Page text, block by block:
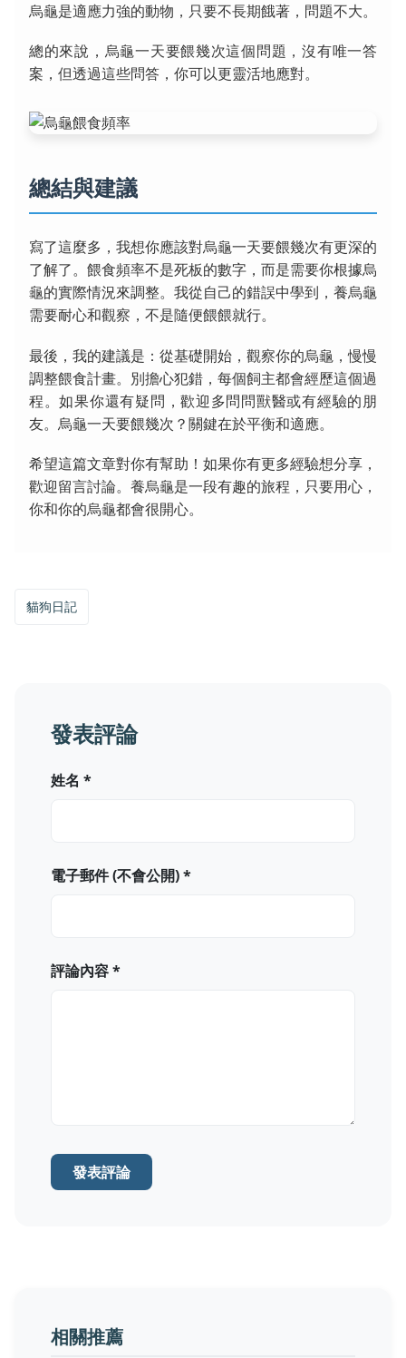
烏龜是適應力強的動物，只要不長期餓著，問題不大。
總的來說，烏龜一天要餵幾次這個問題，沒有唯一答
案，但透過這些問答，你可以更靈活地應對。
總結與建議
寫了這麼多，我想你應該對烏龜一天要餵幾次有更深的
了解了。餵食頻率不是死板的數字，而是需要你根據烏
龜的實際情況來調整。我從自己的錯誤中學到，養烏龜
需要耐心和觀察，不是隨便餵餵就行。
最後，我的建議是：從基礎開始，觀察你的烏龜，慢慢
調整餵食計畫。別擔心犯錯，每個飼主都會經歷這個過
程。如果你還有疑問，歡迎多問問獸醫或有經驗的朋
友。烏龜一天要餵幾次？關鍵在於平衡和適應。
希望這篇文章對你有幫助！如果你有更多經驗想分享，
歡迎留言討論。養烏龜是一段有趣的旅程，只要用心，
你和你的烏龜都會很開心。
貓狗日記
發表評論
姓名 *
電子郵件 (不會公開) *
評論內容 *
發表評論
相關推薦